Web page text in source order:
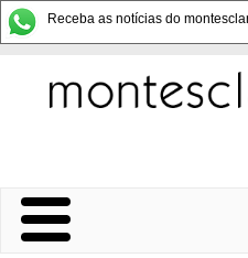
Receba as notícias do